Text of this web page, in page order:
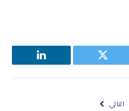
تويتر لينكدإن
التالي